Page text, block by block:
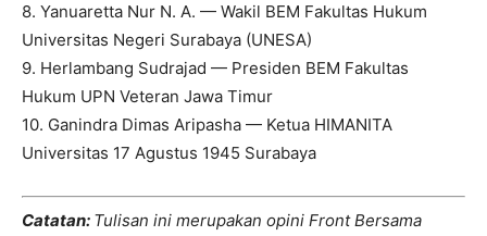
8. Yanuaretta Nur N. A. — Wakil BEM Fakultas Hukum
Universitas Negeri Surabaya (UNESA)
9. Herlambang Sudrajad — Presiden BEM Fakultas
Hukum UPN Veteran Jawa Timur
10. Ganindra Dimas Aripasha — Ketua HIMANITA
Universitas 17 Agustus 1945 Surabaya
Catatan: Tulisan ini merupakan opini Front Bersama